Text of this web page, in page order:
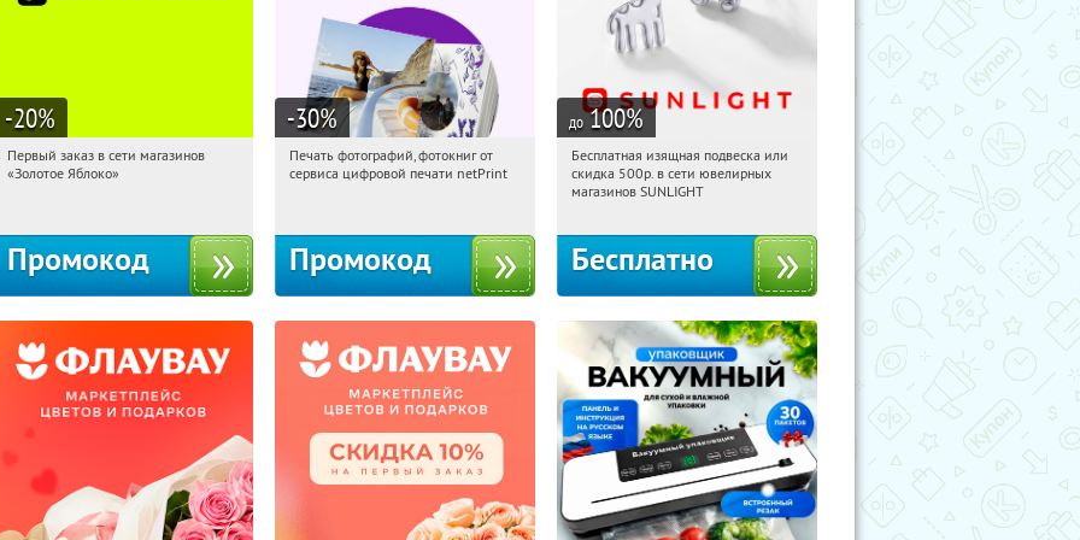
-20%
14:32:20
Получи первым!
Первый заказ в сети магазинов
«Золотое Яблоко»
Промокод
-30%
14:32:20 Получили:
Печать фотографий, фотокниг от
сервиса цифровой печати netPrint
Промокод
до 100%
14:32:20 Получили:
Россия
Бесплатная изящная подвеска или
скидка 500р. в сети ювелирных
магазинов SUNLIGHT
Бесплатно